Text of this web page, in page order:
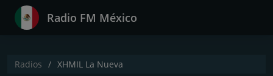
Radio FM México
Radios XHMIL La Nueva